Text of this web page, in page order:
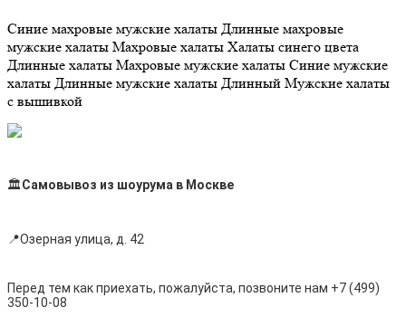
Синие махровые мужские халаты Длинные махровые
мужские халаты Махровые халаты Халаты синего цвета
Длинные халаты Махровые мужские халаты Синие мужские
халаты Длинные мужские халаты Длинный Мужские халаты
с вышивкой
🏛Самовывоз из шоурума в Москве
📍Озерная улица, д. 42
Перед тем как приехать, пожалуйста, позвоните нам +7 (499)
350-10-08